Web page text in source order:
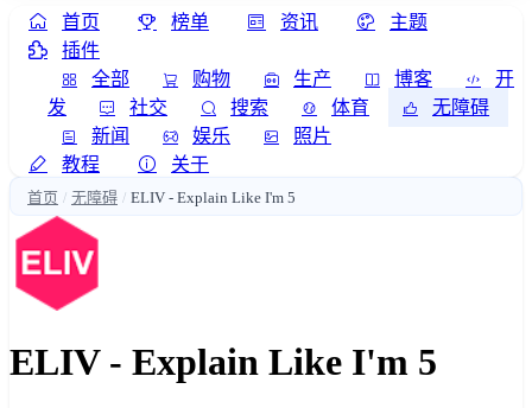
首页 榜单 资讯
主题
插件
全部
购物 生产 博客
开
发
社交 搜索 体育
无障碍
新闻
娱乐
照片
教程
关于
首页 / 无障碍 / ELIV - Explain Like I'm 5
ELIV - Explain Like I'm 5